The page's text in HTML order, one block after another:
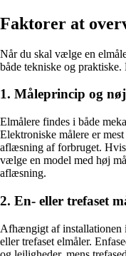
Faktorer at
Når du skal vælge en
både tekniske og
1. Måleprincip og
Elmålere findes i både
Elektroniske målere er
aflæsning af forbruget.
vælge en model med høj
aflæsning.
2. En- eller trefaset
Afhængigt af installationen
eller trefaset elmåler.